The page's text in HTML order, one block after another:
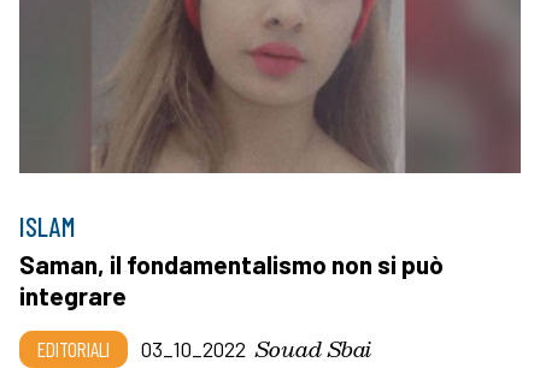
ISLAM
Saman, il fondamentalismo non si può
integrare
EDITORIALI 03_10_2022 Souad Sbai